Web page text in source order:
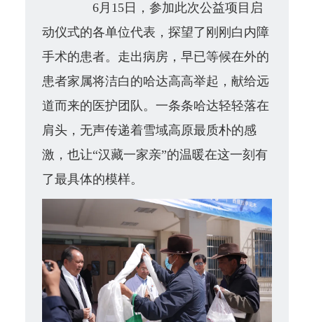
6月15日，参加此次公益项目启
动仪式的各单位代表，探望了刚刚白内障
手术的患者。 走出病房，早已等候在外的
患者家属将洁白的哈达高高举起，献给远
道而来的医护团队。一条条哈达轻轻落在
肩头，无声传递着雪域高原最质朴的感
激，也让“汉藏一家亲”的温暖在这一刻有
了最具体的模样。